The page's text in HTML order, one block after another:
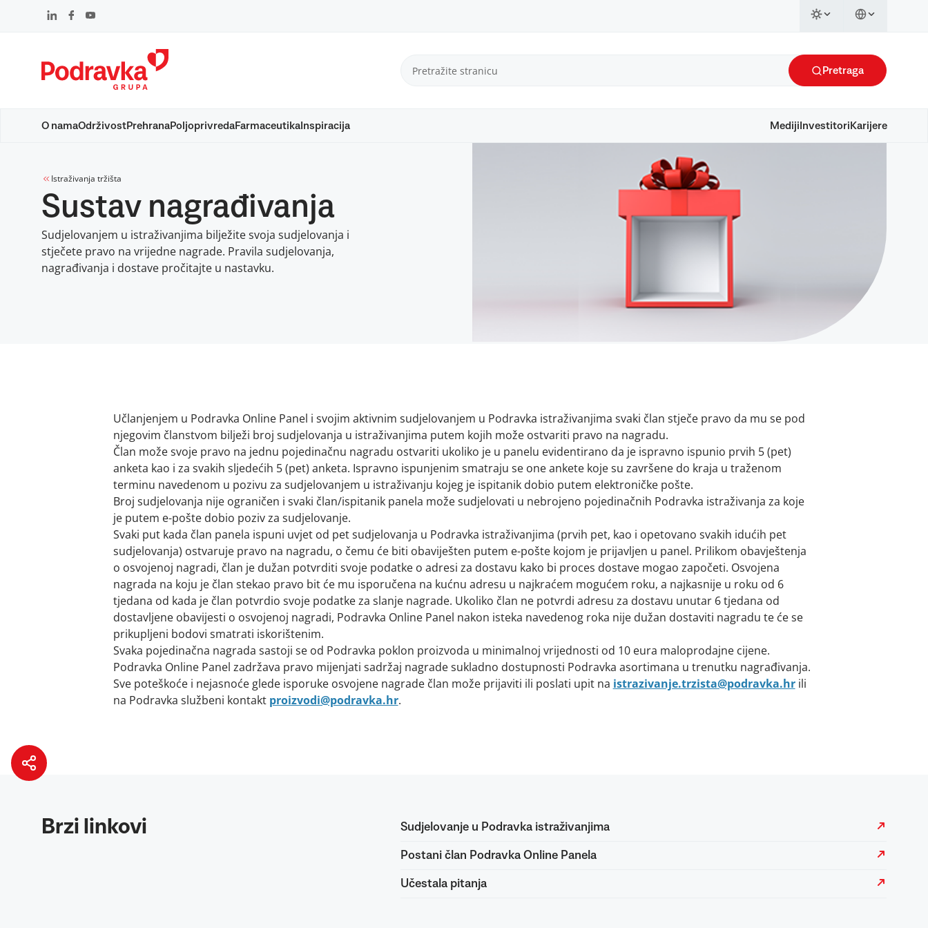
Pretraga
O namaOdrživostPrehranaPoljoprivredaFarmaceutikaInspiracija Mediji Investitori Karijere
Istraživanja tržišta
Sustav nagrađivanja
Sudjelovanjem u istraživanjima bilježite svoja sudjelovanja i
stječete pravo na vrijedne nagrade. Pravila sudjelovanja,
nagrađivanja i dostave pročitajte u nastavku.
Učlanjenjem u Podravka Online Panel i svojim aktivnim sudjelovanjem u Podravka istraživanjima svaki član stječe pravo da mu se pod
njegovim članstvom bilježi broj sudjelovanja u istraživanjima putem kojih može ostvariti pravo na nagradu.
Član može svoje pravo na jednu pojedinačnu nagradu ostvariti ukoliko je u panelu evidentirano da je ispravno ispunio prvih 5 (pet)
anketa kao i za svakih sljedećih 5 (pet) anketa. Ispravno ispunjenim smatraju se one ankete koje su završene do kraja u traženom
terminu navedenom u pozivu za sudjelovanjem u istraživanju kojeg je ispitanik dobio putem elektroničke pošte.
Broj sudjelovanja nije ograničen i svaki član/ispitanik panela može sudjelovati u nebrojeno pojedinačnih Podravka istraživanja za koje
je putem e-pošte dobio poziv za sudjelovanje.
Svaki put kada član panela ispuni uvjet od pet sudjelovanja u Podravka istraživanjima (prvih pet, kao i opetovano svakih idućih pet
sudjelovanja) ostvaruje pravo na nagradu, o čemu će biti obaviješten putem e-pošte kojom je prijavljen u panel. Prilikom obavještenja
o osvojenoj nagradi, član je dužan potvrditi svoje podatke o adresi za dostavu kako bi proces dostave mogao započeti. Osvojena
nagrada na koju je član stekao pravo bit će mu isporučena na kućnu adresu u najkraćem mogućem roku, a najkasnije u roku od 6
tjedana od kada je član potvrdio svoje podatke za slanje nagrade. Ukoliko član ne potvrdi adresu za dostavu unutar 6 tjedana od
dostavljene obavijesti o osvojenoj nagradi, Podravka Online Panel nakon isteka navedenog roka nije dužan dostaviti nagradu te će se
prikupljeni bodovi smatrati iskorištenim.
Svaka pojedinačna nagrada sastoji se od Podravka poklon proizvoda u minimalnoj vrijednosti od 10 eura maloprodajne cijene.
Podravka Online Panel zadržava pravo mijenjati sadržaj nagrade sukladno dostupnosti Podravka asortimana u trenutku nagrađivanja.
Sve poteškoće i nejasnoće glede isporuke osvojene nagrade član može prijaviti ili poslati upit na istrazivanje.trzista@podravka.hrili
na Podravka službeni kontakt proizvodi@podravka.hr.
Brzi linkovi Sudjelovanje u Podravka istraživanjima
Postani član Podravka Online Panela
Učestala pitanja